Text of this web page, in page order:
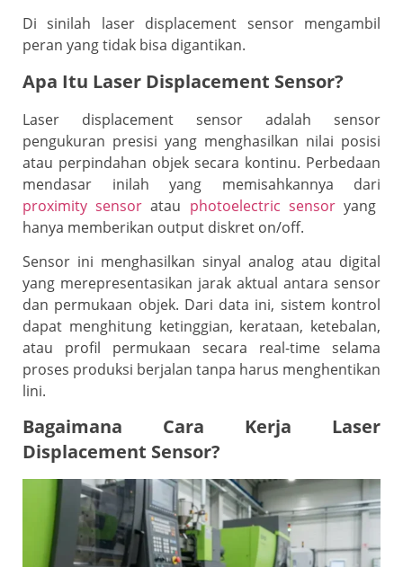
Di sinilah laser displacement sensor mengambil
peran yang tidak bisa digantikan.
Apa Itu Laser Displacement Sensor?
Laser displacement sensor adalah sensor
pengukuran presisi yang menghasilkan nilai posisi
atau perpindahan objek secara kontinu. Perbedaan
mendasar inilah yang memisahkannya dari
proximity sensor atau photoelectric sensoryang
hanya memberikan output diskret on/off.
Sensor ini menghasilkan sinyal analog atau digital
yang merepresentasikan jarak aktual antara sensor
dan permukaan objek. Dari data ini, sistem kontrol
dapat menghitung ketinggian, kerataan, ketebalan,
atau profil permukaan secara real-time selama
proses produksi berjalan tanpa harus menghentikan
lini.
Bagaimana Cara Kerja Laser
Displacement Sensor?